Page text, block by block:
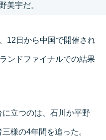
美宇だ。
12日から中国で開催され
ンドファイナルでの結果
立つのは、石川か平野
様の4年間を追った。